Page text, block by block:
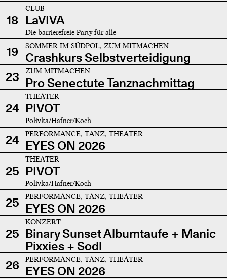
18
CLUB
LaVIVA
Die barrierefreie Party für alle
19 SOMMER IM SÜDPOL, ZUM MITMACHEN
Crashkurs Selbstverteidigung
23
ZUM MITMACHEN
Pro Senectute Tanznachmittag
24
THEATER
PIVOT
Polivka/Hafner/Koch
24 PERFORMANCE, TANZ, THEATER
EYES ON 2026
25
THEATER
PIVOT
Polivka/Hafner/Koch
25 PERFORMANCE, TANZ, THEATER
EYES ON 2026
25
KONZERT
Binary Sunset Albumtaufe + Manic
Pixxies + Sodl
26
PERFORMANCE, TANZ, THEATER
EYES ON 2026